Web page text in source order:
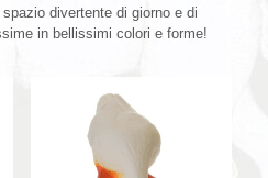
divertente di giorno e di
in bellissimi colori e forme!